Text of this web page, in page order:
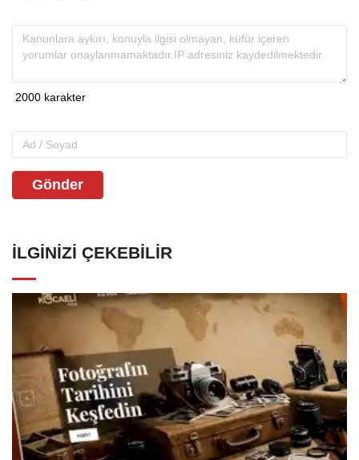
Gönder
İLGINIZI ÇEKEBILIR